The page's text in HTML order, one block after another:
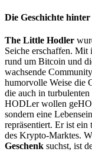
Die Geschichte
The Little Hodler
Seiche erschaffen. Mit
rund um Bitcoin und
wachsende
humorvolle Weise die
die auch in
HODLer wollen
sondern eine
repräsentiert. Er ist
des Krypto-Marktes.
Geschenk suchst, ist